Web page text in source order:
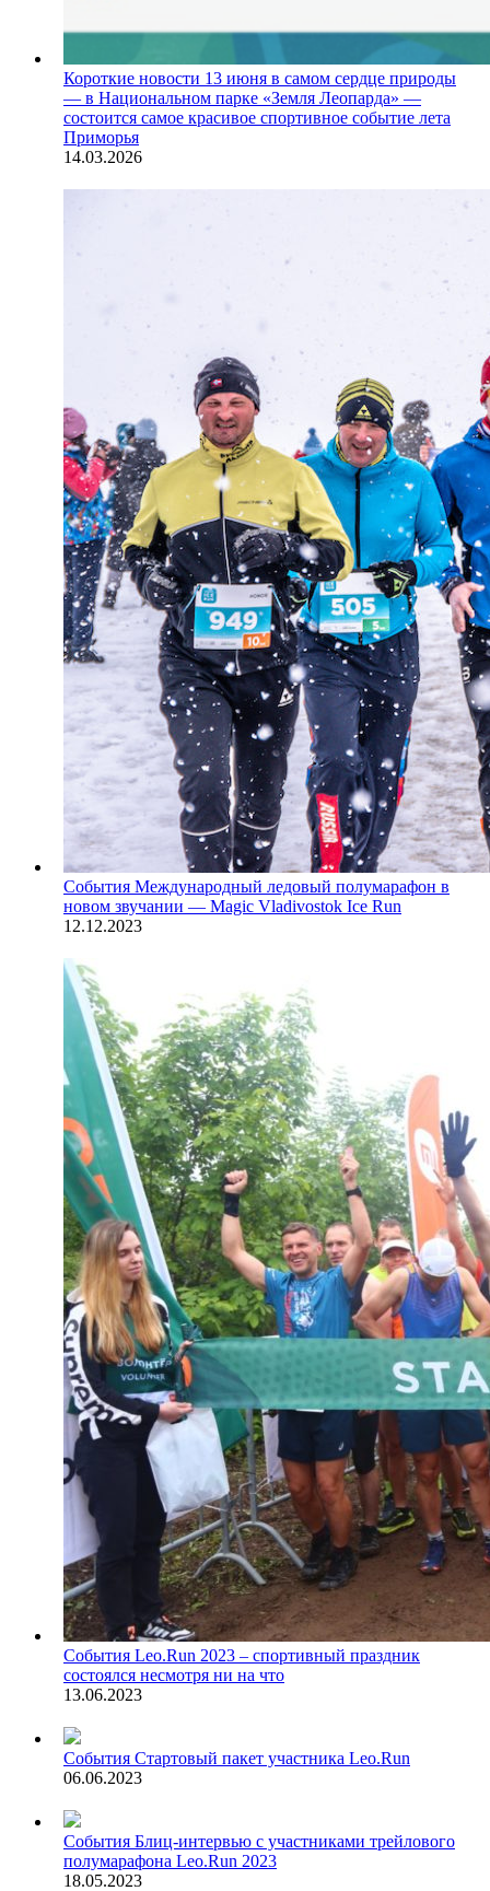
Короткие новости 13 июня в самом сердце природы
— в Национальном парке «Земля Леопарда» —
состоится самое красивое спортивное событие лета
Приморья
14.03.2026
События Международный ледовый полумарафон в
новом звучании — Magic Vladivostok Ice Run
12.12.2023
События Leo.Run 2023 – спортивный праздник
состоялся несмотря ни на что
13.06.2023
События Стартовый пакет участника Leo.Run
06.06.2023
События Блиц-интервью с участниками трейлового
полумарафона Leo.Run 2023
18.05.2023